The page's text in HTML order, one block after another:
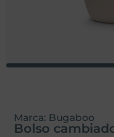
Marca: Bugaboo
Bolso